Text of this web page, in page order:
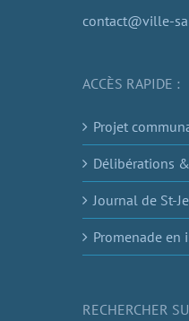
contact@ville-
ACCÈS RAPIDE :
Projet
Délibérations
Journal de St-
Promenade en
RECHERCHER